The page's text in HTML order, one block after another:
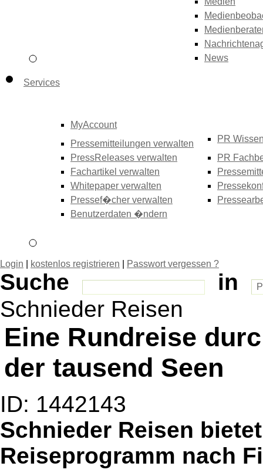
News
Services
MyAccount
Pressemitteilungen verwalten
PressReleases verwalten
Fachartikel verwalten
Whitepaper verwalten
Pressef�cher verwalten
Benutzerdaten �ndern
PR
PR
Login kostenlos registrieren Passwort vergessen ?
Suche
in
Schnieder Reisen
Eine Rundreise
der tausend Seen
ID: 1442143
Schnieder Reisen
Reiseprogramm nach